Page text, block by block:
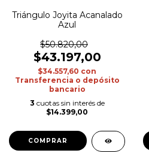
Triángulo Joyita Acanalado
Azul
$50.820,00
$43.197,00
$34.557,60 con
Transferencia o depósito
bancario
3 cuotas sin interés de
$14.399,00
COMPRAR